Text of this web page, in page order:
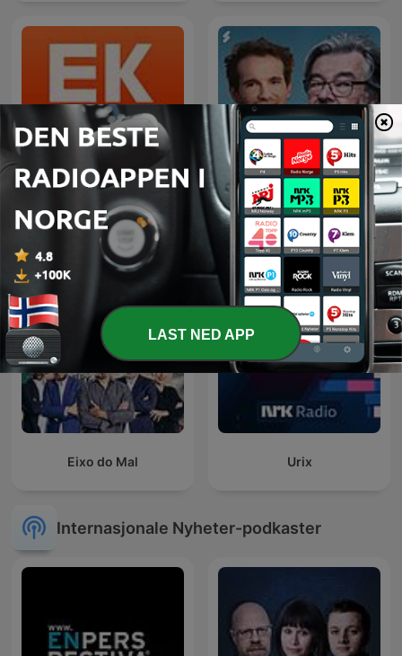
Ekko
Maarten van Rossem &
Tom Jessen
Eixo do Mal Urix
Internasjonale Nyheter-podkaster
LAST NED APP